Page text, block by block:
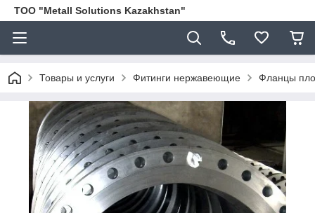
ТОО "Metall Solutions Kazakhstan"
Товары и услуги Фитинги нержавеющие Фланцы